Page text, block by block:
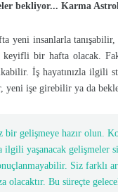
bekliyor... Karma
yeni insanlarla
bir hafta olacak.
İş hayatınızla
yeni işe girebilir ya da
gelişmeye hazır olun.
ilgili yaşanacak
Siz farklı
olacaktır. Bu süreçte